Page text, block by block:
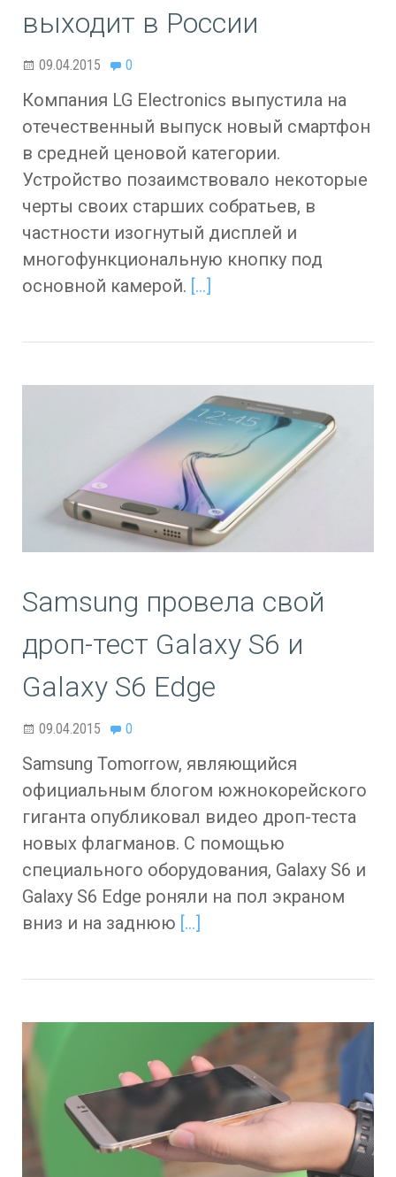
выходит в России
09.04.2015 0
Компания LG Electronics выпустила на
отечественный выпуск новый смартфон
в средней ценовой категории.
Устройство позаимствовало некоторые
черты своих старших собратьев, в
частности изогнутый дисплей и
многофункциональную кнопку под
основной камерой. […]
Samsung провела свой
дроп-тест Galaxy S6 и
Galaxy S6 Edge
09.04.2015 0
Samsung Tomorrow, являющийся
официальным блогом южнокорейского
гиганта опубликовал видео дроп-теста
новых флагманов. С помощью
специального оборудования, Galaxy S6 и
Galaxy S6 Edge роняли на пол экраном
вниз и на заднюю […]